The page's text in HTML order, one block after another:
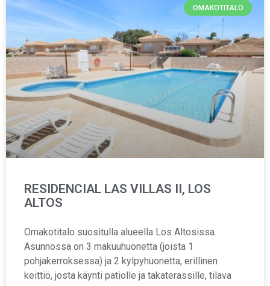
OMAKOTITALO
RESIDENCIAL LAS VILLAS II, LOS
ALTOS
Omakotitalo suositulla alueella Los Altosissa.
Asunnossa on 3 makuuhuonetta (joista 1
pohjakerroksessa) ja 2 kylpyhuonetta, erillinen
keittiö, josta käynti patiolle ja takaterassille, tilava